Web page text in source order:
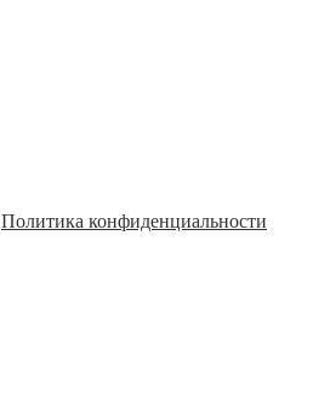
Политика конфиденциальности